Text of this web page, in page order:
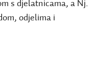
s djelatnicama, a Nj.
odjelima i